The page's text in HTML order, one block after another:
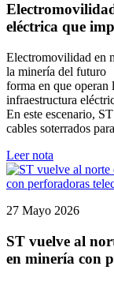
eléctrica que
Electromovilidad en
la minería del futuro
forma en que operan
infraestructura
En este escenario,
cables soterrados
Leer nota
27 Mayo 2026
ST vuelve al
en minería con